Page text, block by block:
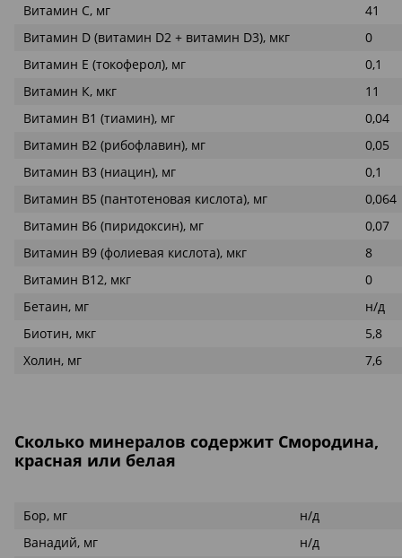
Витамин С, мг
41
Витамин D (витамин D2 + витамин D3), мкг
0
Витамин Е (токоферол), мг
0,1
Витамин К, мкг
11
Витамин В1 (тиамин), мг
0,04
Витамин В2 (рибофлавин), мг
0,05
Витамин В3 (ниацин), мг
0,1
Витамин В5 (пантотеновая кислота), мг
0,064
Витамин В6 (пиридоксин), мг
0,07
Витамин В9 (фолиевая кислота), мкг
8
Витамин В12, мкг
0
Бетаин, мг
н/д
Биотин, мкг
5,8
Холин, мг
7,6
Сколько минералов содержит Смородина,
красная или белая
Бор, мг
н/д
Ванадий, мг
н/д